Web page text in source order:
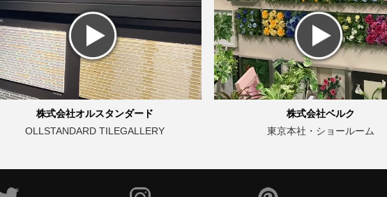
株式会社オルスタンダード
OLLSTANDARD TILEGALLERY
株式会社ベルク
東京本社・ショールーム